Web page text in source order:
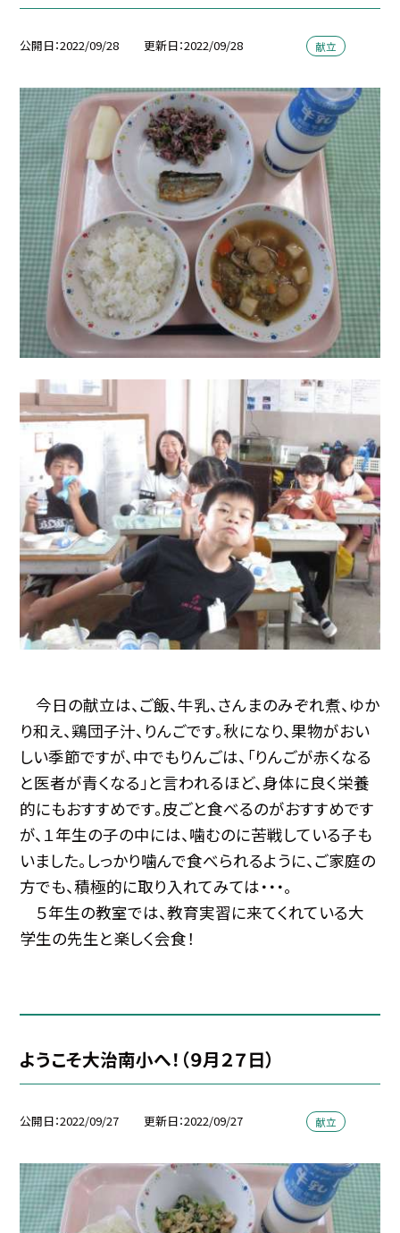
公開日 2022/09/28 更新日 2022/09/28 献立
今日の献立は、ご飯、牛乳、さんまのみぞれ煮、ゆか
り和え、鶏団子汁、りんごです。秋になり、果物がおい
しい季節ですが、中でもりんごは、「りんごが赤くなる
と医者が青くなる」と言われるほど、身体に良く栄養
的にもおすすめです。皮ごと食べるのがおすすめです
が、１年生の子の中には、噛むのに苦戦している子も
いました。しっかり噛んで食べられるように、ご家庭の
方でも、積極的に取り入れてみては・・・。
５年生の教室では、教育実習に来てくれている大
学生の先生と楽しく会食！
ようこそ大治南小へ！（９月２７日）
公開日 2022/09/27 更新日 2022/09/27 献立